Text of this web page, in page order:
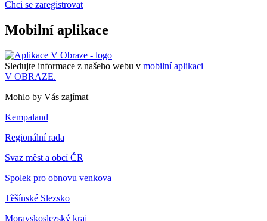
Chci se zaregistrovat
Mobilní aplikace
Sledujte informace z našeho webu v mobilní aplikaci –
V OBRAZE.
Mohlo by Vás zajímat
Kempaland
Regionální rada
Svaz měst a obcí ČR
Spolek pro obnovu venkova
Těšínské Slezsko
Moravskoslezský kraj